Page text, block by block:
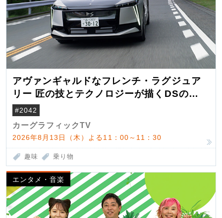
アヴァンギャルドなフレンチ・ラグジュア
リー 匠の技とテクノロジーが描くDSの世
界観
#2042
カーグラフィックTV
2026年8月13日（木）よる11：00～11：30
趣味 乗り物
エンタメ・音楽